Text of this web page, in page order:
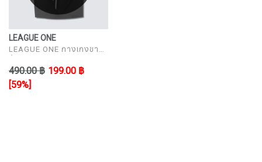
LEAGUE ONE
LEAGUE ONE กางเกงขา
VJATRSH-LG663-BK
490.00 ฿ 199.00 ฿
[59%]